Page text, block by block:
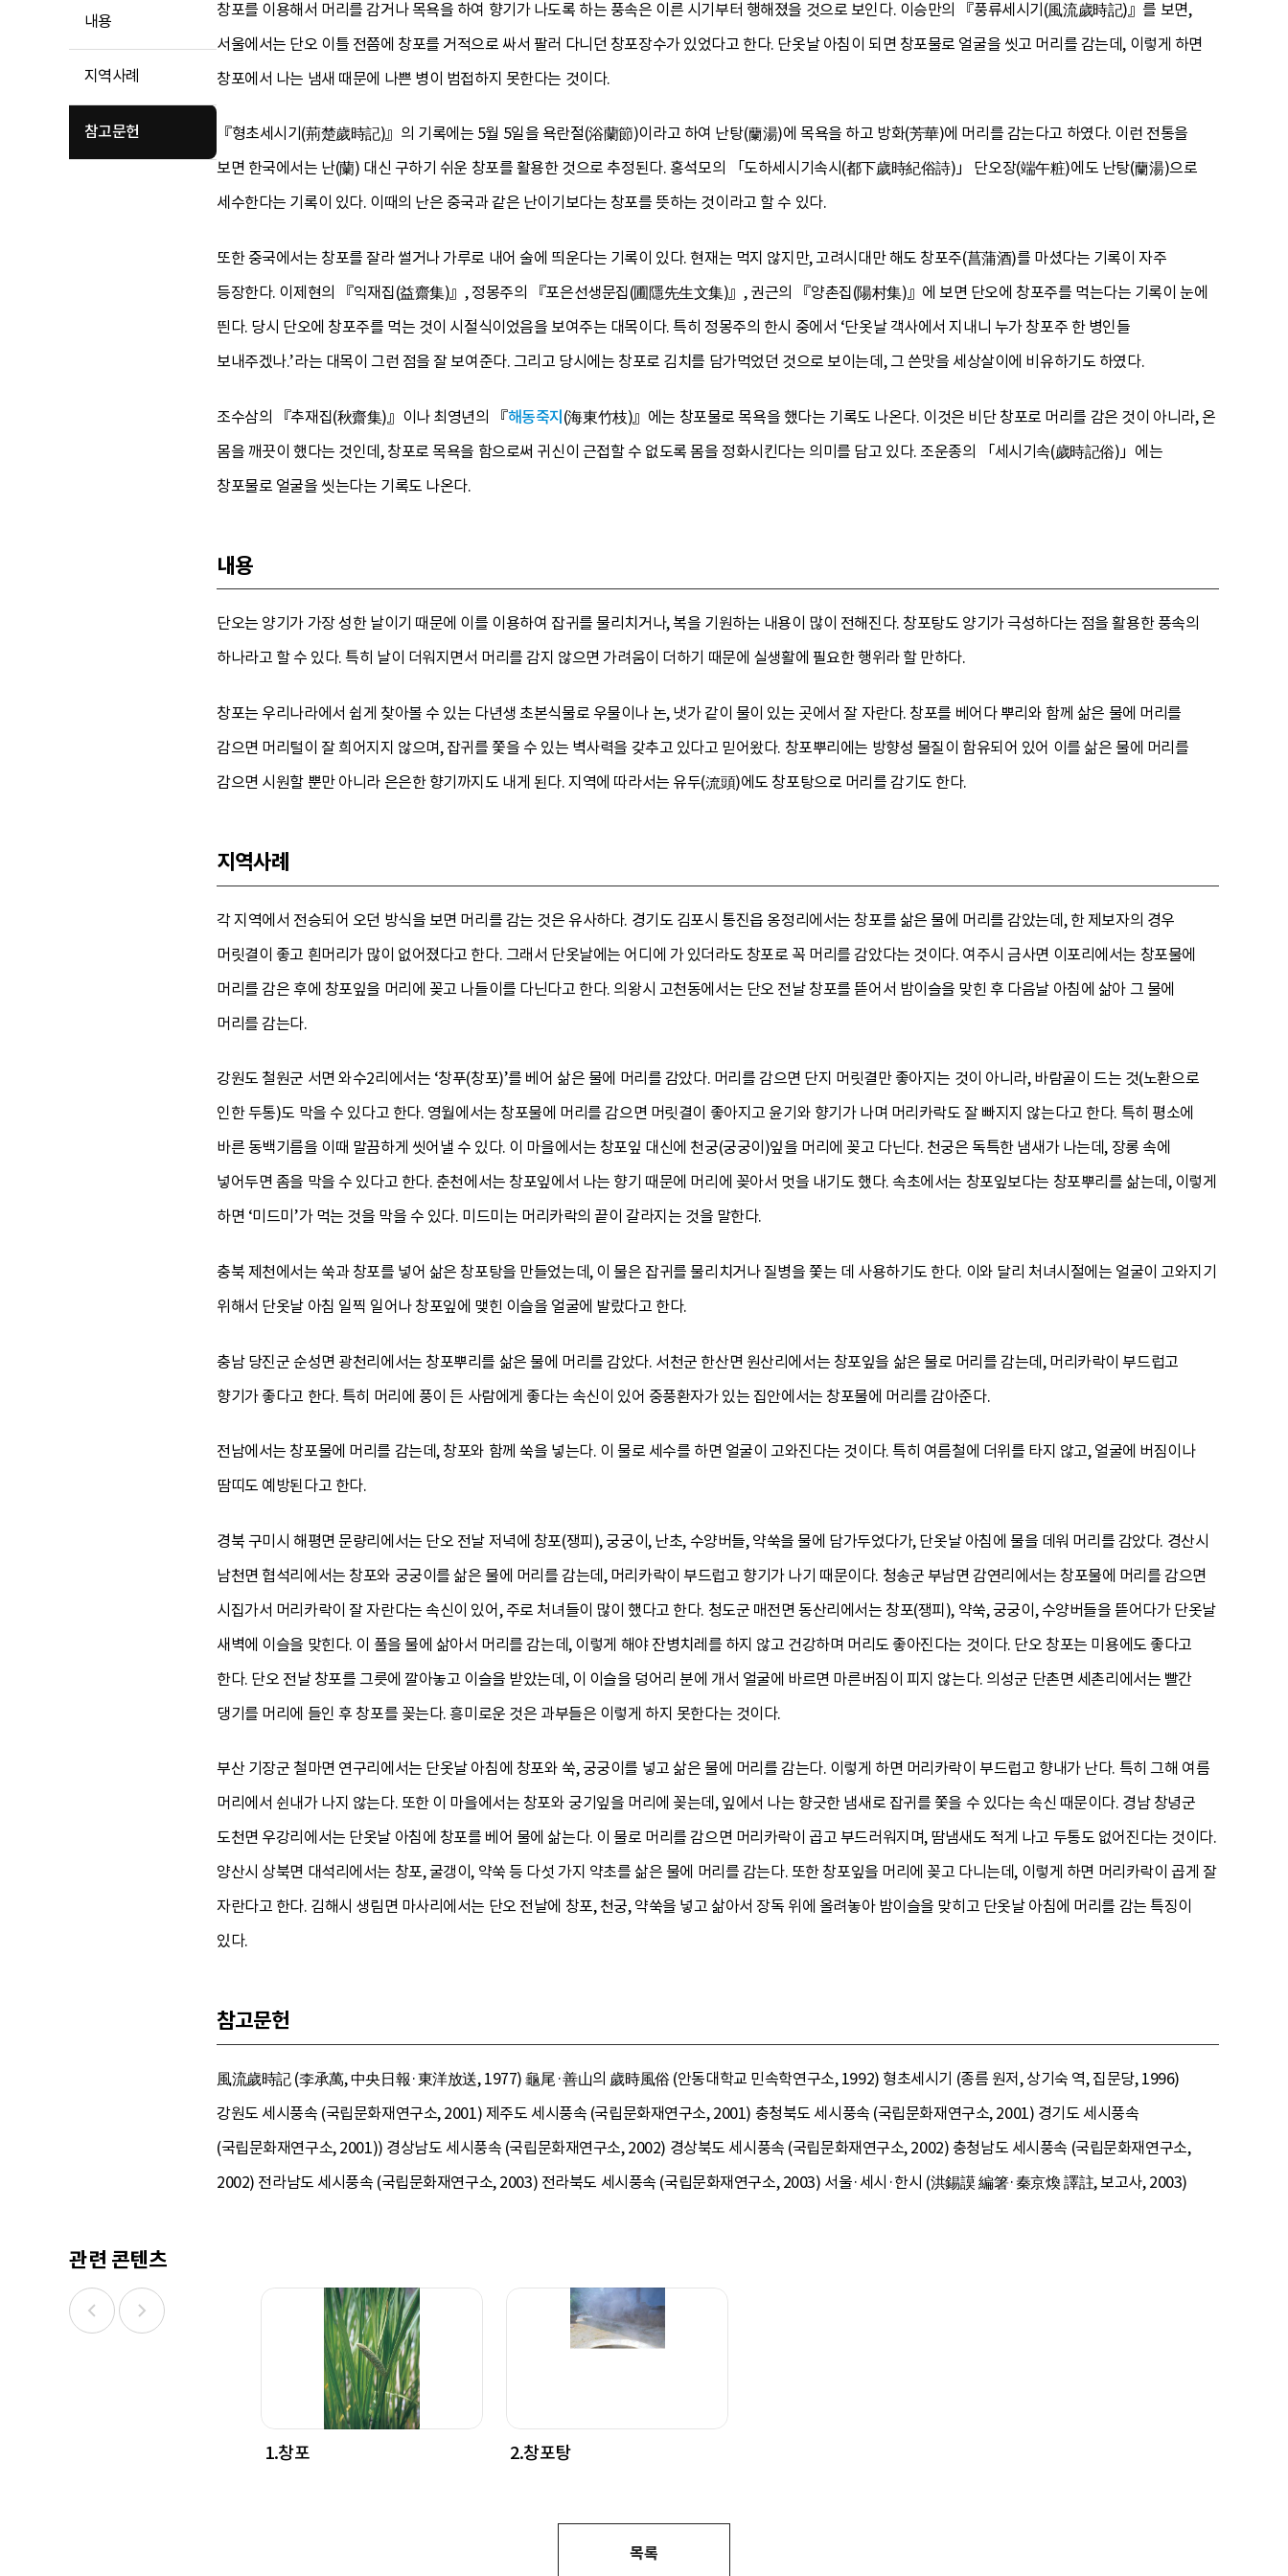
내용
지역사례
참고문헌
창포를 이용해서 머리를 감거나 목욕을 하여 향기가 나도록 하는 풍속은 이른 시기부터 행해졌을 것으로 보인다. 이승만의 『풍류세시기(風流歲時記)』를 보면,
서울에서는 단오 이틀 전쯤에 창포를 거적으로 싸서 팔러 다니던 창포장수가 있었다고 한다. 단옷날 아침이 되면 창포물로 얼굴을 씻고 머리를 감는데, 이렇게 하면
창포에서 나는 냄새 때문에 나쁜 병이 범접하지 못한다는 것이다.
『형초세시기(荊楚歲時記)』의 기록에는 5월 5일을 욕란절(浴蘭節)이라고 하여 난탕(蘭湯)에 목욕을 하고 방화(芳華)에 머리를 감는다고 하였다. 이런 전통을
보면 한국에서는 난(蘭) 대신 구하기 쉬운 창포를 활용한 것으로 추정된다. 홍석모의 「도하세시기속시(都下歲時紀俗詩)」 단오장(端午粧)에도 난탕(蘭湯)으로
세수한다는 기록이 있다. 이때의 난은 중국과 같은 난이기보다는 창포를 뜻하는 것이라고 할 수 있다.
또한 중국에서는 창포를 잘라 썰거나 가루로 내어 술에 띄운다는 기록이 있다. 현재는 먹지 않지만, 고려시대만 해도 창포주(菖蒲酒)를 마셨다는 기록이 자주
등장한다. 이제현의 『익재집(益齋集)』, 정몽주의 『포은선생문집(圃隱先生文集)』, 권근의 『양촌집(陽村集)』에 보면 단오에 창포주를 먹는다는 기록이 눈에
띈다. 당시 단오에 창포주를 먹는 것이 시절식이었음을 보여주는 대목이다. 특히 정몽주의 한시 중에서 ‘단옷날 객사에서 지내니 누가 창포주 한 병인들
보내주겠나.’라는 대목이 그런 점을 잘 보여준다. 그리고 당시에는 창포로 김치를 담가먹었던 것으로 보이는데, 그 쓴맛을 세상살이에 비유하기도 하였다.
조수삼의 『추재집(秋齋集)』이나 최영년의 『해동죽지(海東竹枝)』에는 창포물로 목욕을 했다는 기록도 나온다. 이것은 비단 창포로 머리를 감은 것이 아니라, 온
몸을 깨끗이 했다는 것인데, 창포로 목욕을 함으로써 귀신이 근접할 수 없도록 몸을 정화시킨다는 의미를 담고 있다. 조운종의 「세시기속(歲時記俗)」에는
창포물로 얼굴을 씻는다는 기록도 나온다.
내용
단오는 양기가 가장 성한 날이기 때문에 이를 이용하여 잡귀를 물리치거나, 복을 기원하는 내용이 많이 전해진다. 창포탕도 양기가 극성하다는 점을 활용한 풍속의
하나라고 할 수 있다. 특히 날이 더워지면서 머리를 감지 않으면 가려움이 더하기 때문에 실생활에 필요한 행위라 할 만하다.
창포는 우리나라에서 쉽게 찾아볼 수 있는 다년생 초본식물로 우물이나 논, 냇가 같이 물이 있는 곳에서 잘 자란다. 창포를 베어다 뿌리와 함께 삶은 물에 머리를
감으면 머리털이 잘 희어지지 않으며, 잡귀를 쫓을 수 있는 벽사력을 갖추고 있다고 믿어왔다. 창포뿌리에는 방향성 물질이 함유되어 있어 이를 삶은 물에 머리를
감으면 시원할 뿐만 아니라 은은한 향기까지도 내게 된다. 지역에 따라서는 유두(流頭)에도 창포탕으로 머리를 감기도 한다.
지역사례
각 지역에서 전승되어 오던 방식을 보면 머리를 감는 것은 유사하다. 경기도 김포시 통진읍 옹정리에서는 창포를 삶은 물에 머리를 감았는데, 한 제보자의 경우
머릿결이 좋고 흰머리가 많이 없어졌다고 한다. 그래서 단옷날에는 어디에 가 있더라도 창포로 꼭 머리를 감았다는 것이다. 여주시 금사면 이포리에서는 창포물에
머리를 감은 후에 창포잎을 머리에 꽂고 나들이를 다닌다고 한다. 의왕시 고천동에서는 단오 전날 창포를 뜯어서 밤이슬을 맞힌 후 다음날 아침에 삶아 그 물에
머리를 감는다.
강원도 철원군 서면 와수2리에서는 ‘창푸(창포)’를 베어 삶은 물에 머리를 감았다. 머리를 감으면 단지 머릿결만 좋아지는 것이 아니라, 바람골이 드는 것(노환으로
인한 두통)도 막을 수 있다고 한다. 영월에서는 창포물에 머리를 감으면 머릿결이 좋아지고 윤기와 향기가 나며 머리카락도 잘 빠지지 않는다고 한다. 특히 평소에
바른 동백기름을 이때 말끔하게 씻어낼 수 있다. 이 마을에서는 창포잎 대신에 천궁(궁궁이)잎을 머리에 꽂고 다닌다. 천궁은 독특한 냄새가 나는데, 장롱 속에
넣어두면 좀을 막을 수 있다고 한다. 춘천에서는 창포잎에서 나는 향기 때문에 머리에 꽂아서 멋을 내기도 했다. 속초에서는 창포잎보다는 창포뿌리를 삶는데, 이렇게
하면 ‘미드미’가 먹는 것을 막을 수 있다. 미드미는 머리카락의 끝이 갈라지는 것을 말한다.
충북 제천에서는 쑥과 창포를 넣어 삶은 창포탕을 만들었는데, 이 물은 잡귀를 물리치거나 질병을 쫓는 데 사용하기도 한다. 이와 달리 처녀시절에는 얼굴이 고와지기
위해서 단옷날 아침 일찍 일어나 창포잎에 맺힌 이슬을 얼굴에 발랐다고 한다.
충남 당진군 순성면 광천리에서는 창포뿌리를 삶은 물에 머리를 감았다. 서천군 한산면 원산리에서는 창포잎을 삶은 물로 머리를 감는데, 머리카락이 부드럽고
향기가 좋다고 한다. 특히 머리에 풍이 든 사람에게 좋다는 속신이 있어 중풍환자가 있는 집안에서는 창포물에 머리를 감아준다.
전남에서는 창포물에 머리를 감는데, 창포와 함께 쑥을 넣는다. 이 물로 세수를 하면 얼굴이 고와진다는 것이다. 특히 여름철에 더위를 타지 않고, 얼굴에 버짐이나
땀띠도 예방된다고 한다.
경북 구미시 해평면 문량리에서는 단오 전날 저녁에 창포(쟁피), 궁궁이, 난초, 수양버들, 약쑥을 물에 담가두었다가, 단옷날 아침에 물을 데워 머리를 감았다. 경산시
남천면 협석리에서는 창포와 궁궁이를 삶은 물에 머리를 감는데, 머리카락이 부드럽고 향기가 나기 때문이다. 청송군 부남면 감연리에서는 창포물에 머리를 감으면
시집가서 머리카락이 잘 자란다는 속신이 있어, 주로 처녀들이 많이 했다고 한다. 청도군 매전면 동산리에서는 창포(쟁피), 약쑥, 궁궁이, 수양버들을 뜯어다가 단옷날
새벽에 이슬을 맞힌다. 이 풀을 물에 삶아서 머리를 감는데, 이렇게 해야 잔병치레를 하지 않고 건강하며 머리도 좋아진다는 것이다. 단오 창포는 미용에도 좋다고
한다. 단오 전날 창포를 그릇에 깔아놓고 이슬을 받았는데, 이 이슬을 덩어리 분에 개서 얼굴에 바르면 마른버짐이 피지 않는다. 의성군 단촌면 세촌리에서는 빨간
댕기를 머리에 들인 후 창포를 꽂는다. 흥미로운 것은 과부들은 이렇게 하지 못한다는 것이다.
부산 기장군 철마면 연구리에서는 단옷날 아침에 창포와 쑥, 궁궁이를 넣고 삶은 물에 머리를 감는다. 이렇게 하면 머리카락이 부드럽고 향내가 난다. 특히 그해 여름
머리에서 쉰내가 나지 않는다. 또한 이 마을에서는 창포와 궁기잎을 머리에 꽂는데, 잎에서 나는 향긋한 냄새로 잡귀를 쫓을 수 있다는 속신 때문이다. 경남 창녕군
도천면 우강리에서는 단옷날 아침에 창포를 베어 물에 삶는다. 이 물로 머리를 감으면 머리카락이 곱고 부드러워지며, 땀냄새도 적게 나고 두통도 없어진다는 것이다.
양산시 상북면 대석리에서는 창포, 굴갱이, 약쑥 등 다섯 가지 약초를 삶은 물에 머리를 감는다. 또한 창포잎을 머리에 꽂고 다니는데, 이렇게 하면 머리카락이 곱게 잘
자란다고 한다. 김해시 생림면 마사리에서는 단오 전날에 창포, 천궁, 약쑥을 넣고 삶아서 장독 위에 올려놓아 밤이슬을 맞히고 단옷날 아침에 머리를 감는 특징이
있다.
참고문헌
風流歲時記 (李承萬, 中央日報·東洋放送, 1977) 龜尾·善山의 歲時風俗 (안동대학교 민속학연구소, 1992) 형초세시기 (종름 원저, 상기숙 역, 집문당, 1996)
강원도 세시풍속 (국립문화재연구소, 2001) 제주도 세시풍속 (국립문화재연구소, 2001) 충청북도 세시풍속 (국립문화재연구소, 2001) 경기도 세시풍속
(국립문화재연구소, 2001)) 경상남도 세시풍속 (국립문화재연구소, 2002) 경상북도 세시풍속 (국립문화재연구소, 2002) 충청남도 세시풍속 (국립문화재연구소,
2002) 전라남도 세시풍속 (국립문화재연구소, 2003) 전라북도 세시풍속 (국립문화재연구소, 2003) 서울·세시·한시 (洪錫謨 編箸·秦京煥 譯註, 보고사, 2003)
관련 콘텐츠
1.창포 2.창포탕
목록